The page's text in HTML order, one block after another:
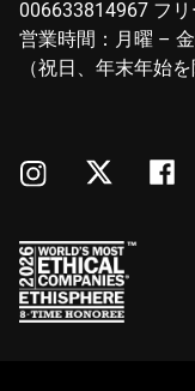
006633814967 フ
営業時間：月曜 –
（祝日、年末年始を